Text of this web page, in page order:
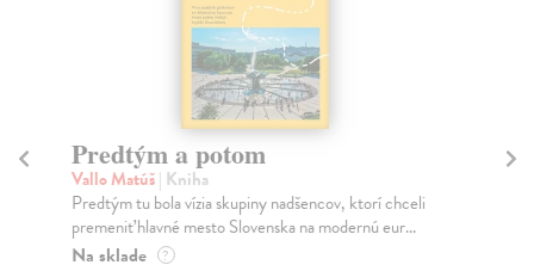
Predtým a potom
Vallo Matúš| Kniha
Predtým tu bola vízia skupiny nadšencov, ktorí chceli
premeniť hlavné mesto Slovenska na modernú eur...
Na sklade ?